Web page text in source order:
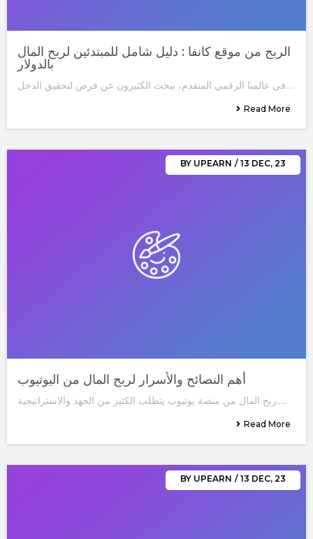
الربح من موقع كانفا : دليل شامل للمبتدئين لربح المال
بالدولار
في عالمنا الرقمي المتقدم، يبحث الكثيرون عن فرص لتحقيق الدخل…
Read More
أهم النصائح والأسرار لربح المال من اليوتيوب
BY UPEARN / 13 DEC, 23
ربح المال من منصة يوتيوب يتطلب الكثير من الجهد والاستراتيجية.…
Read More
BY UPEARN / 13 DEC, 23